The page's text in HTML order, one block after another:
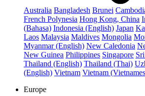
Australia Bangladesh Brunei
French Polynesia Hong Kong, China
(Bahasa) Indonesia (English) Japan
Laos Malaysia Maldives Mongolia
Myanmar (English) New Caledonia
New Guinea Philippines Singapore
Thailand (English) Thailand (Thai)
(English) Vietnam Vietnam
Europe